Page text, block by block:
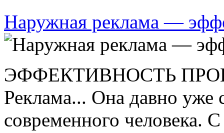
Наружная реклама —
ЭФФЕКТИВНОСТЬ
Реклама... Она давно уже
современного человека.